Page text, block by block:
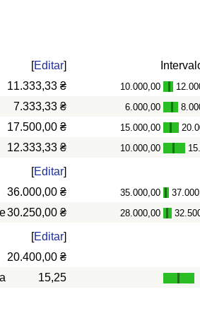
[Editar]
11.333,33 ₴ 10.000,00 -
7.333,33 ₴ 6.000,00 -
17.500,00 ₴ 15.000,00 -
12.333,33 ₴ 10.000,00 -
[Editar]
36.000,00 ₴ 35.000,00 -
30.250,00 ₴ 28.000,00 -
[Editar]
20.400,00 ₴
15,25